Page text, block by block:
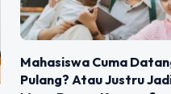
Mahasiswa Cuma
Pulang? Atau Justru